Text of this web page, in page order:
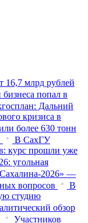
16,7 млрд рублей
попал в
Дальний
кризиса в
более 630 тонн
В СахГУ
курс прошли уже
угольная
2026» —
вопросов
В
студию
обзор
Участников